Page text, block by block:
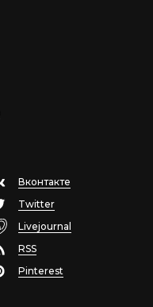
Вконтакте
Twitter
Livejournal
RSS
Pinterest